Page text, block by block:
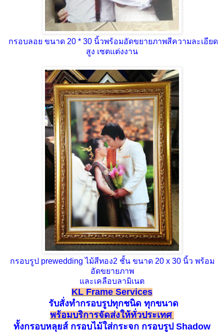
กรอบลอย ขนาด 20 * 30 นิ้วพร้อมอัดขยายภาพสีความละเอียด
สูง เซตแต่งงาน
กรอบรูป prewedding ไม้สีทอง2 ชั้น ขนาด 20 x 30 นิ้ว พร้อม
อัดขยายภาพ
และเคลือบลามิเนต
KL Frame Services
รับสั่งทำกรอบรูปทุกชนิด ทุกขนาด
พร้อมบริการจัดส่งให้ทั่วประเทศ
ทั้งกรอบหลุยส์กรอบไม้ใส่กระจก กรอบรูป Shadow